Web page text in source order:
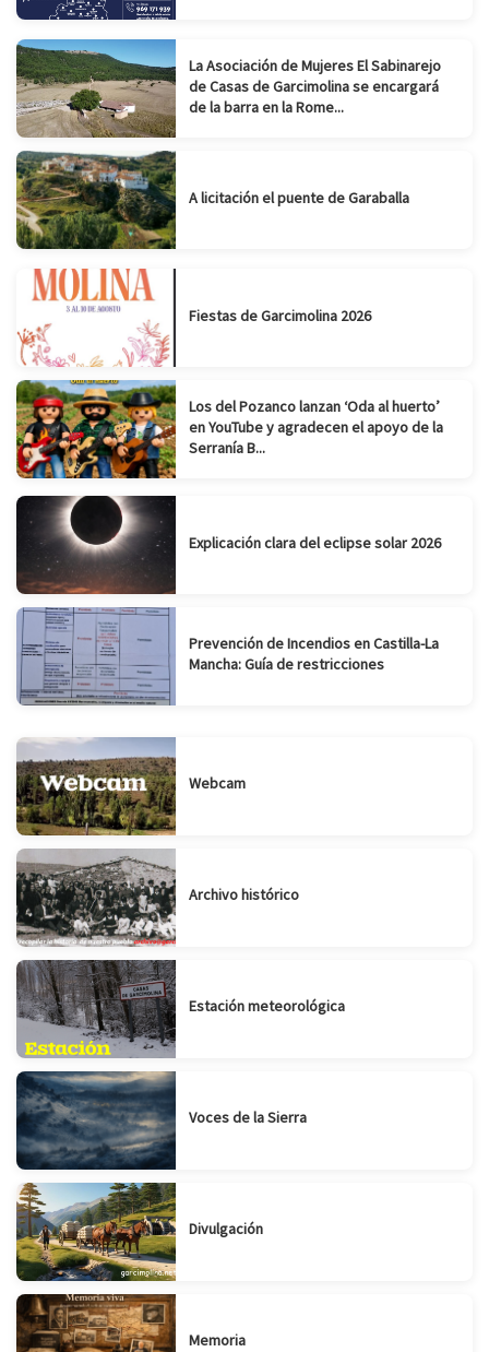
La Asociación de Mujeres El Sabinarejo
de Casas de Garcimolina se encargará
de la barra en la Rome...
A licitación el puente de Garaballa
Fiestas de Garcimolina 2026
Los del Pozanco lanzan ‘Oda al huerto’
en YouTube y agradecen el apoyo de la
Serranía B...
Explicación clara del eclipse solar 2026
Prevención de Incendios en Castilla-La
Mancha: Guía de restricciones
Webcam
Archivo histórico
Estación meteorológica
Voces de la Sierra
Divulgación
Memoria